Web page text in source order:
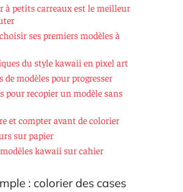
à petits carreaux est le meilleur
ses premiers modèles à
du style kawaii en pixel art
de modèles pour progresser
pour recopier un modèle sans
et compter avant de colorier
sur papier
kawaii sur cahier
: colorier des cases